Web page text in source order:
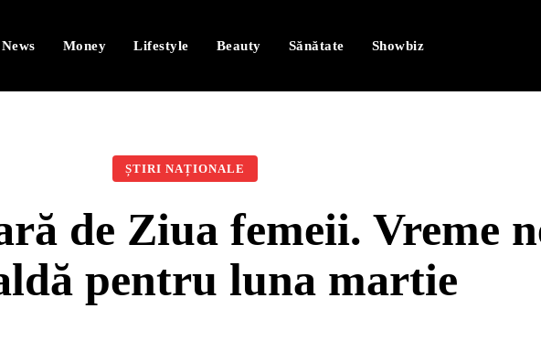
News Money Lifestyle Beauty Sănătate Showbiz
ȘTIRI NAȚIONALE
de Ziua femeii. Vreme
pentru luna martie